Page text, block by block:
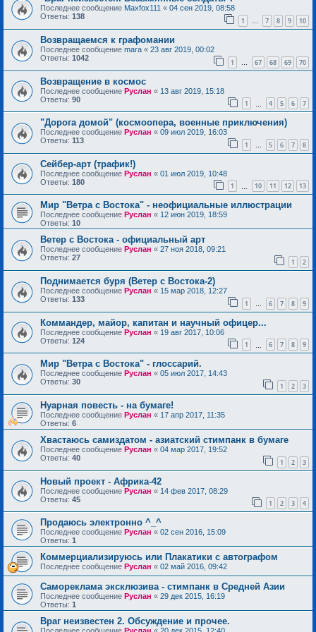
Последнее сообщение Maxfox111 « 04 сен 2019, 08:58
Ответы: 138 1 … 7 8 9 10
Возвращаемся к графомании
Последнее сообщение mara « 23 авг 2019, 00:02
Ответы: 1042 1 … 67 68 69 70
Возвращение в космос
Последнее сообщение Руслан « 13 авг 2019, 15:18
Ответы: 90 1 4 5 6 7
"Дорога домой" (космоопера, военные приключения)
Последнее сообщение Руслан « 09 июл 2019, 16:03
Ответы: 113 1 … 5 6 7 8
Сейбер-арт (трафик!)
Последнее сообщение Руслан « 01 июл 2019, 10:48
Ответы: 180 1 10 11 12 13
Мир "Ветра с Востока" - неофициальные иллюстрации
Последнее сообщение Руслан « 12 июн 2019, 18:59
Ответы: 10
Ветер с Востока - официальный арт
Последнее сообщение Руслан « 27 ноя 2018, 09:21
Ответы: 27 1 2
Поднимается буря (Ветер с Востока-2)
Последнее сообщение Руслан « 15 мар 2018, 12:27
Ответы: 133 1 … 6 7 8 9
Коммандер, майор, капитан и научный офицер...
Последнее сообщение Руслан « 19 авг 2017, 10:06
Ответы: 124 1 6 7 8 9
Мир "Ветра с Востока" - глоссарий.
Последнее сообщение Руслан « 05 июл 2017, 14:43
Ответы: 30 1 2 3
Нуарная повесть - на бумаге!
Последнее сообщение Руслан « 17 апр 2017, 11:35
Ответы: 6
Хвастаюсь самиздатом - азиатский стимпанк в бумаге
Последнее сообщение Руслан « 04 мар 2017, 19:52
Ответы: 40 1 2 3
Новый проект - Африка-42
Последнее сообщение Руслан « 14 фев 2017, 08:29
Ответы: 45 1 2 3 4
Продаюсь электронно ^_^
Последнее сообщение Руслан « 02 сен 2016, 15:09
Ответы: 1
Коммерциализируюсь или Плакатики с автографом
Последнее сообщение Руслан « 02 май 2016, 09:42
Самореклама эксклюзива - стимпанк в Средней Азии
Последнее сообщение Руслан « 29 дек 2015, 16:19
Ответы: 1
Враг неизвестен 2. Обсуждение и прочее.